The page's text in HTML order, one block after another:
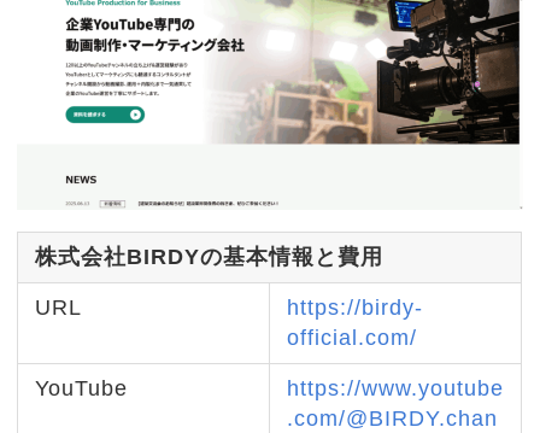
株式会社BIRDYの基本情報と費用
URL
https://birdy-
official.com/
YouTube
https://www.youtube
.com/@BIRDY.chan